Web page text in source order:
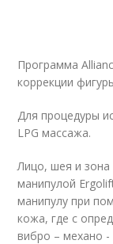
Программа
коррекции
Для процедуры
LPG массажа.
Лицо, шея и зона
манипулой
манипулу при
кожа, где с
вибро – механо -